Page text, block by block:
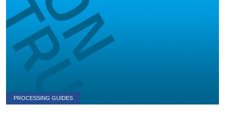
PROCESSING GUIDES